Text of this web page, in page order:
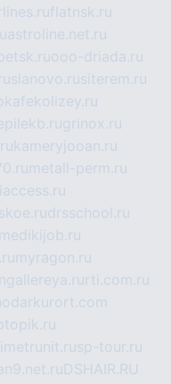
flatnsk.ru
astroline.net.ru
ooo-driada.ru
siterem.ru
kafekolizey.ru
grinox.ru
kameryjooan.ru
metall-perm.ru
drsschool.ru
medikijob.ru
myragon.ru
rti.com.ru
sp-tour.ru
DSHAIR.RU